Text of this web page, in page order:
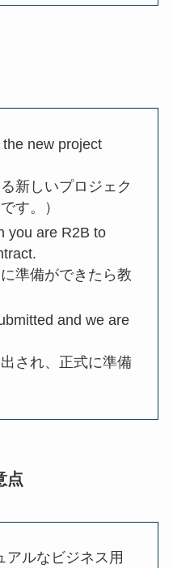
new project
新しいプロジェク
す。）
you are R2B to
準備ができたら教
and we are
され、正式に準備
点
アルなビジネス用